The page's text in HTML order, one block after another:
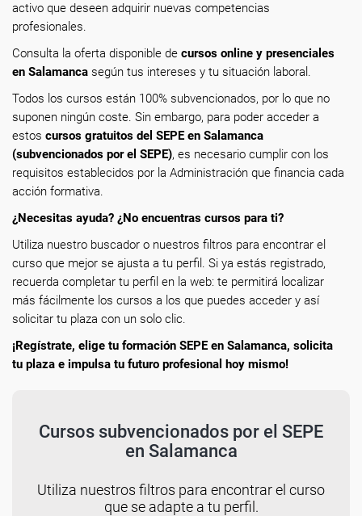
activo que deseen adquirir nuevas competencias
profesionales.
Consulta la oferta disponible de cursos online y presenciales
en Salamanca según tus intereses y tu situación laboral.
Todos los cursos están 100% subvencionados, por lo que no
suponen ningún coste. Sin embargo, para poder acceder a
estos cursos gratuitos del SEPE en Salamanca
(subvencionados por el SEPE), es necesario cumplir con los
requisitos establecidos por la Administración que financia cada
acción formativa.
¿Necesitas ayuda? ¿No encuentras cursos para ti?
Utiliza nuestro buscador o nuestros filtros para encontrar el
curso que mejor se ajusta a tu perfil. Si ya estás registrado,
recuerda completar tu perfil en la web: te permitirá localizar
más fácilmente los cursos a los que puedes acceder y así
solicitar tu plaza con un solo clic.
¡Regístrate, elige tu formación SEPE en Salamanca, solicita
tu plaza e impulsa tu futuro profesional hoy mismo!
Cursos subvencionados por el SEPE
en Salamanca
Utiliza nuestros filtros para encontrar el curso
que se adapte a tu perfil.